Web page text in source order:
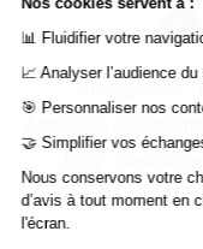
📊 Fluidifier votre
📈 Analyser l’audience
🎯 Personnaliser nos
🤝 Simplifier vos
Nous conservons votre
d’avis à tout moment en
l'écran.